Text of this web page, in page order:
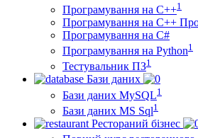
Програмування на С++1
Програмування на С++
Програмування на C#
Програмування на Python1
Тестувальник ПЗ1
Бази даних
Бази даних MySQL1
Бази даних MS Sql1
Рестораний бізнес